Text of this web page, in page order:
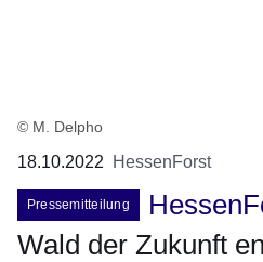
© M. Delpho
18.10.2022 HessenForst
Pressemitteilung
Wald der Zukunft